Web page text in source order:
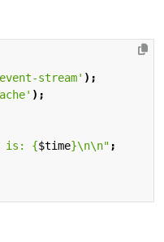
stream' );
);
is: {$time}\n\n" ;